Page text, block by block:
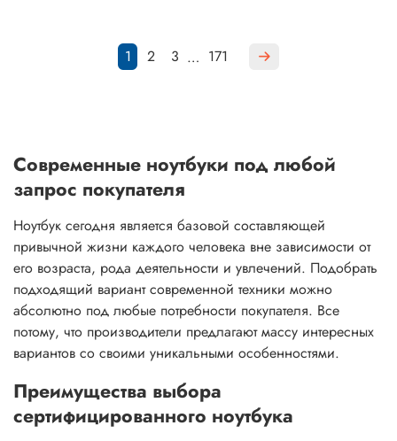
1 2 3 … 171
Современные ноутбуки под любой
запрос покупателя
Ноутбук сегодня является базовой составляющей
привычной жизни каждого человека вне зависимости от
его возраста, рода деятельности и увлечений. Подобрать
подходящий вариант современной техники можно
абсолютно под любые потребности покупателя. Все
потому, что производители предлагают массу интересных
вариантов со своими уникальными особенностями.
Преимущества выбора
сертифицированного ноутбука